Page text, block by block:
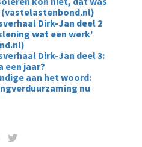
(vastelastenbond.nl)
Dirk-Jan deel 2
wat een werk'
Dirk-Jan deel 3:
een jaar?
aan het woord:
nu